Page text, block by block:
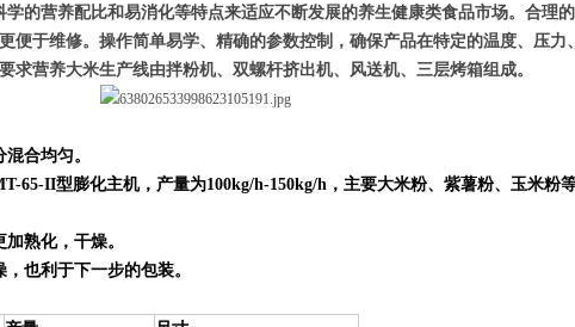
的营养配比和易消化等特点来适应不断发展的养生健康类食品市场。合理
便于维修。操作简单易学、精确的参数控制，确保产品在特定的温度、压力
求营养大米生产线由拌粉机、双螺杆挤出机、风送机、三层烤箱组成。
合均匀。
65-II型膨化主机，产量为100kg/h-150kg/h，主要大米粉、 紫薯粉、 玉米粉
熟化，干燥。
也利于下一步的包装。